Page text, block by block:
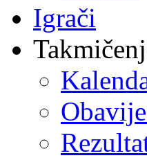
Igrači